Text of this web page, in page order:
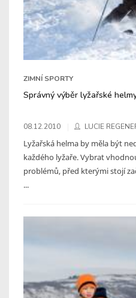
ZIMNÍ SPORTY
Správný výběr lyžařské
08.12.2010 LUCIE
Lyžařská helma by měla být
každého lyžaře. Vybrat
problémů, před kterými stojí
...